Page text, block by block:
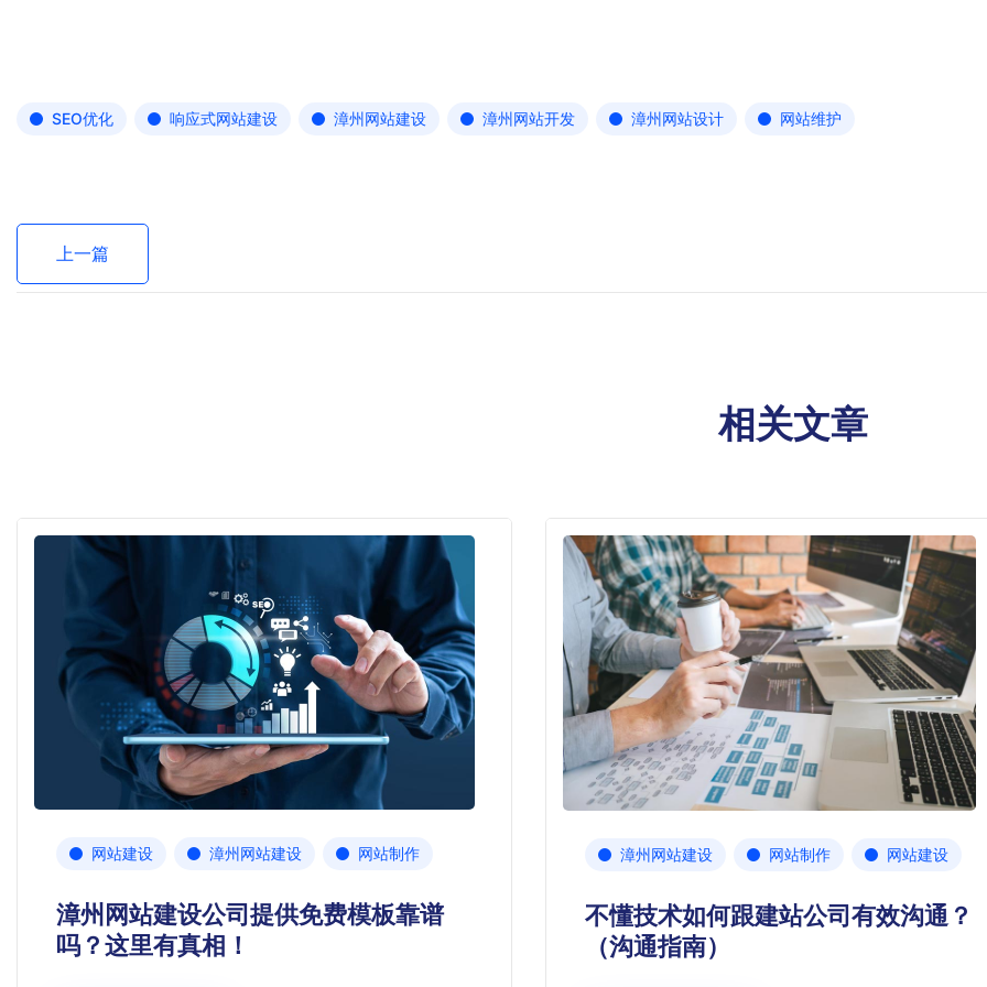
SEO优化 响应式网站建设 漳州网站建设 漳州网站开发 漳州网站设计 网站维护
上一篇
相关文章
网站建设 漳州网站建设 网站制作
漳州网站建设公司提供免费模板靠谱
吗？这里有真相！
漳州网站建设 网站制作 网站建设
不懂技术如何跟建站公司有效沟通？
（沟通指南）